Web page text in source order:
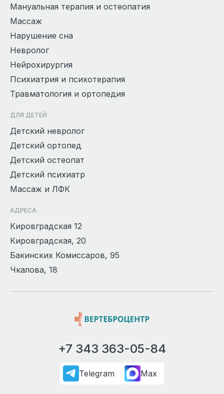
Мануальная терапия и остеопатия
Массаж
Нарушение сна
Невролог
Нейрохирургия
Психиатрия и психотерапия
Травматология и ортопедия
ДЛЯ ДЕТЕЙ
Детский невролог
Детский ортопед
Детский остеопат
Детский психиатр
Массаж и ЛФК
АДРЕСА
Кировградская 12
Кировградская, 20
Бакинских Комиссаров, 95
Чкалова, 18
+7 343 363-05-84
Telegram Max